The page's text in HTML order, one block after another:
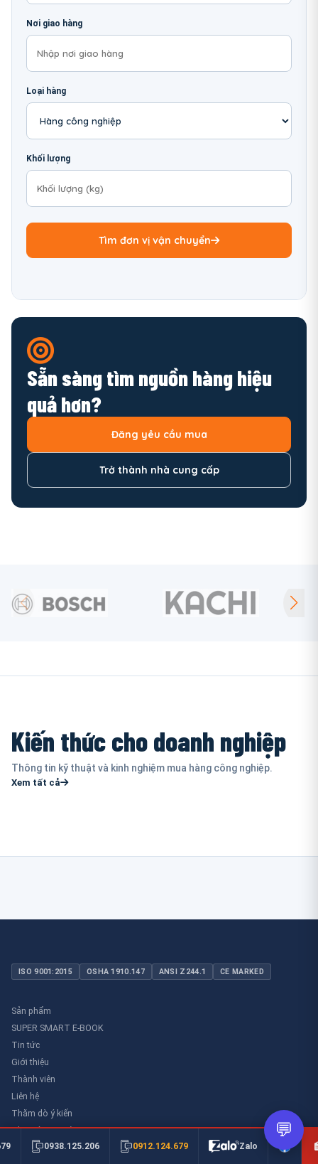
Nơi giao hàng
Loại hàng
Khối lượng
Tìm đơn vị vận chuyển
Sẵn sàng tìm nguồn hàng hiệu
quả hơn?
Đăng yêu cầu mua
Trở thành nhà cung cấp
Kiến thức cho doanh nghiệp
Thông tin kỹ thuật và kinh nghiệm mua hàng công nghiệp.
Xem tất cả
ISO 9001:2015 OSHA 1910.147 ANSI Z244.1 CE MARKED
Sản phẩm
SUPER SMART E-BOOK
Tin tức
Giới thiệu
Thành viên
Liên hệ
Thăm dò ý kiến
Thư viên an toàn
0938.125.206 0912.124.679 Zalo
💬